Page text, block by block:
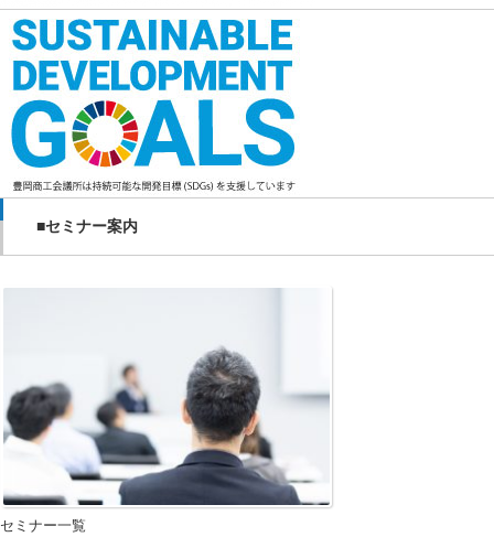
■セミナー案内
セミナー一覧